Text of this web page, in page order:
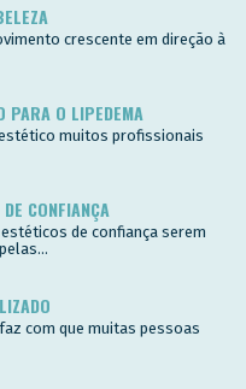
crescente em direção à
PARA O LIPEDEMA
muitos profissionais
CONFIANÇA
de confiança serem
com que muitas pessoas